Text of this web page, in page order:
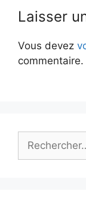
Laisser
Vous devez
commentaire.
Rechercher :